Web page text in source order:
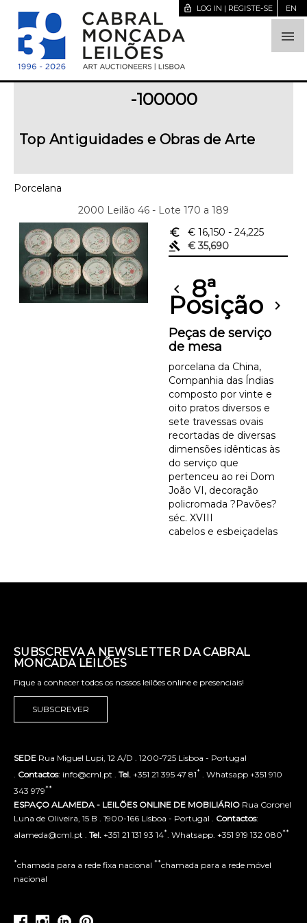

lock_open LOG IN | REGISTE-SE EN
-100000
Top Antiguidades e Obras de Arte
Porcelana
2000 Leilão 46 - Lote 170 a 189
euro_symbol
€ 16,150 - 24,225
gavel
€ 35,690
chevron_left 8ª
Posição chevron_right
Peças de serviço
de mesa
porcelana da China,
Companhia das Índias
composto por vinte e
oito pratos diversos e
sete travessas ovais
recortadas de diversas
dimensões idênticas às
do serviço que
pertenceu ao rei Dom
João VI, decoração
policromada ?Pavões?
séc. XVIII
cabelos e esbeiçadelas
SUBSCREVA A NEWSLETTER DA CABRAL
MONCADA LEILÕES
Fique a conhecer todos os nossos leilões online e presenciais!
SUBSCREVER
SEDE Rua Miguel Lupi, 12 A/D . 1200-725 Lisboa - Portugal
Contactos: info@cml.pt . Tel. +351 21 395 47 81* . Whatsapp +351 910
343 979**
ESPAÇO ALAMEDA - LEILÕES ONLINE DE MOBILIÁRIO Rua Coronel
Luna de Oliveira, 15 B . 1900-166 Lisboa - Portugal . Contactos:
alameda@cml.pt . Tel. +351 21 131 93 14* . Whatsapp. +351 919 132 080**
*chamada para a rede fixa nacional **chamada para a rede móvel
nacional